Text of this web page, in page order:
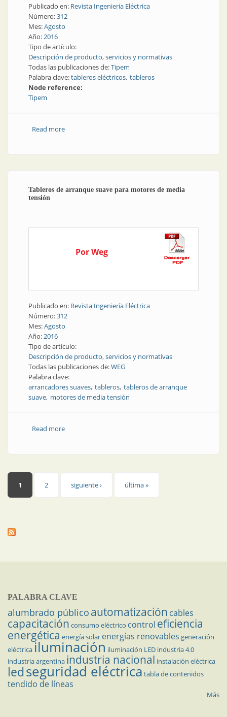
Publicado en: Revista Ingeniería Eléctrica
Número:312
Mes:Agosto
Año:2016
Tipo de artículo:
Descripción de producto, servicios y normativas
Todas las publicaciones de:Tipem
Palabra clave:tableros eléctricos tableros
Node reference:
Tipem
Read moreabout Más tableros, más metros y más proyectos
Tableros de arranque suave para motores de media
tensión
Por Weg
Publicado en: Revista Ingeniería Eléctrica
Número:312
Mes:Agosto
Año:2016
Tipo de artículo:
Descripción de producto, servicios y normativas
Todas las publicaciones de:WEG
Palabra clave:
arrancadores suaves tableros tableros de arranque
suave motores de media tensión
Read moreabout Tableros de arranque suave para motores de
Páginas
1 2 siguiente › última »
PALABRA CLAVE
alumbrado público automatización cables
capacitación consumo eléctrico control eficiencia
energética energía solar energías renovables generación
eléctricailuminación iluminación LED industria 4.0
industria argentina industria nacional instalación eléctrica
ledseguridad eléctrica tabla de contenidos
tendido de líneas
Más